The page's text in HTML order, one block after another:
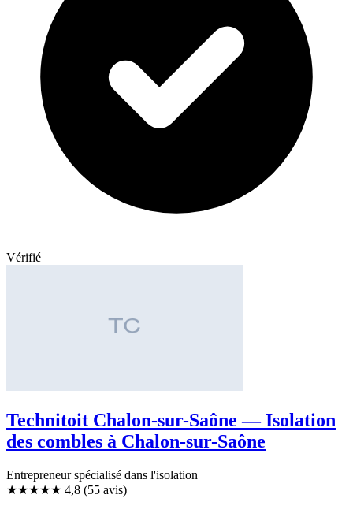
Vérifié
Technitoit Chalon-sur-Saône — Isolation
des combles à Chalon-sur-Saône
Entrepreneur spécialisé dans l'isolation
★★★★★ 4,8 (55 avis)